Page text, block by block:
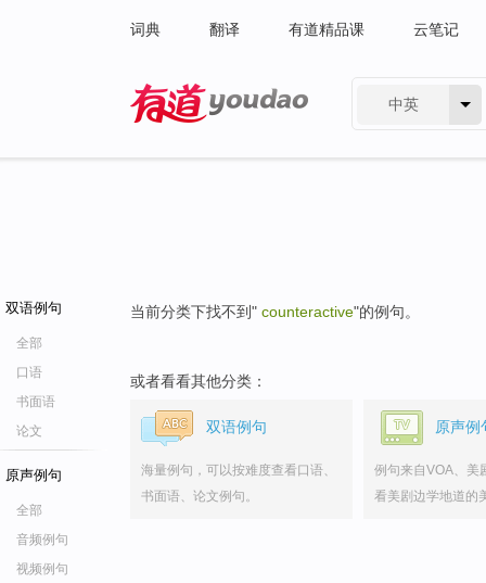
词典 翻译 有道精品课 云笔记
中英
双语例句
全部
口语
书面语
论文
原声例句
全部
音频例句
视频例句
当前分类下找不到" counteractive"的例句。
或者看看其他分类：
双语例句
海量例句，可以按难度查看口语、
书面语、论文例句。
原声例
例句来自VOA、美
看美剧边学地道的